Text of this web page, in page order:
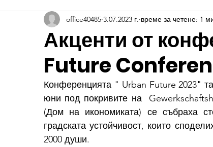
Акценти от
Future
office40485 3.07.2023 г. време за четене: 1
Конференцията " Urban Future 2023"
юни под покривите на
(Дом на икономиката) се събраха
градската устойчивост, които
2000 души.